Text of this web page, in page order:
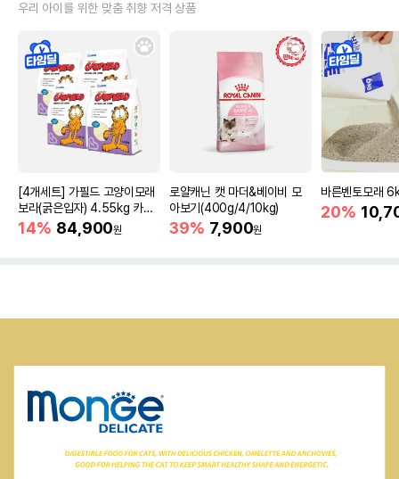
우리 아이를 위한 맞춤 취향 저격 상품
[4개세트] 가필드 고양이모래
보라(굵은입자) 4.55kg 카사
바모래
14% 84,900원
로얄캐닌 캣 마더&베이비 모
아보기(400g/4/10kg)
39% 7,900원
바른벤토모래
20%